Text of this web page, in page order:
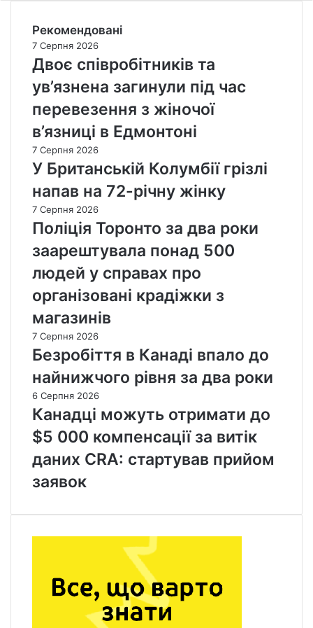
Рекомендовані
7 Серпня 2026
Двоє співробітників та
ув’язнена загинули під час
перевезення з жіночої
в’язниці в Едмонтоні
7 Серпня 2026
У Британській Колумбії грізлі
напав на 72-річну жінку
7 Серпня 2026
Поліція Торонто за два роки
заарештувала понад 500
людей у справах про
організовані крадіжки з
магазинів
7 Серпня 2026
Безробіття в Канаді впало до
найнижчого рівня за два роки
6 Серпня 2026
Канадці можуть отримати до
$5 000 компенсації за витік
даних CRA: стартував прийом
заявок